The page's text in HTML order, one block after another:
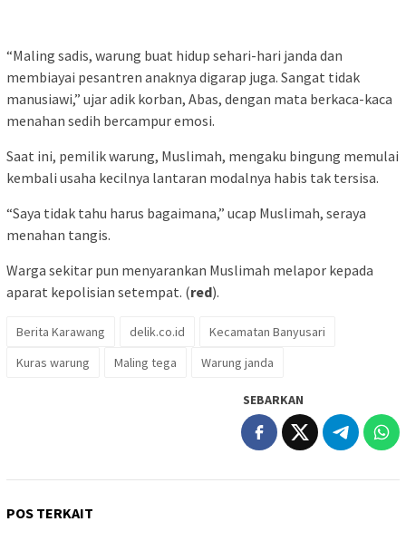
“Maling sadis, warung buat hidup sehari-hari janda dan
membiayai pesantren anaknya digarap juga. Sangat tidak
manusiawi,” ujar adik korban, Abas, dengan mata berkaca-kaca
menahan sedih bercampur emosi.
Saat ini, pemilik warung, Muslimah, mengaku bingung memulai
kembali usaha kecilnya lantaran modalnya habis tak tersisa.
“Saya tidak tahu harus bagaimana,” ucap Muslimah, seraya
menahan tangis.
Warga sekitar pun menyarankan Muslimah melapor kepada
aparat kepolisian setempat. (red).
Berita Karawang delik.co.id
Kecamatan Banyusari
Kuras warung
Maling tega Warung janda
SEBARKAN
POS TERKAIT